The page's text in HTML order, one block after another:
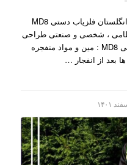
فلزیاب MD8 محصول شرکت Guartel انگلستان فلزیاب دستی MD8
، شخصی و صنعتی طراحی
شده است. موارد کاربرد فلزیاب دستی MD8 : مین و مواد منفجره
بعد از انفجار …